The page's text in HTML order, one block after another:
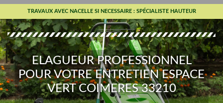
TRAVAUX AVEC NACELLE SI NECESSAIRE : SPÉCIALISTE HAUTEUR
ELAGUEUR PROFESSIONNEL
POUR VOTRE ENTRETIEN ESPACE
VERT COIMERES 33210